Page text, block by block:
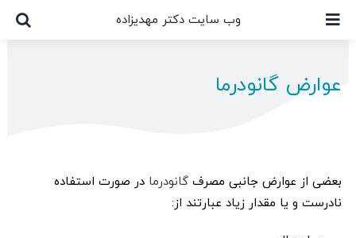
Skip
وب سایت دکتر مهدیزاده
عوارض گانودرما
بعضی از عوارض جانبی مصرف گانودرما در صورت استفاده
نادرست و یا مقدار زیاد عبارتند از: